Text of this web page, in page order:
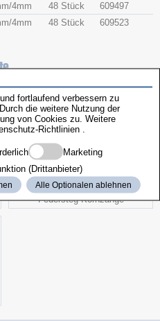
4mm 48 Stück
609497
4mm 48 Stück 609523
Federsteg-Kornzange
fortlaufend verbessern zu
die weitere Nutzung der
von Cookies zu. Weitere
Richtlinien
Marketing
(Drittanbieter)
Alle Optionalen ablehnen